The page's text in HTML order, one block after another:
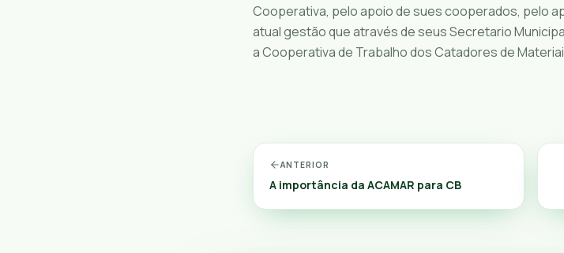
Cooperativa, pelo apoio de sues cooperados, pelo
atual gestão que através de seus Secretario
a Cooperativa de Trabalho dos Catadores de
ANTERIOR
A importância da ACAMAR para CB